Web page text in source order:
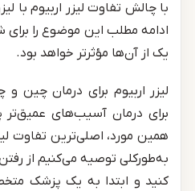
ادامه مطلب این موضوع را
یک از آن‌ها مؤثرتر خواهد بود.
برای درمان آسیب‌های
به‌طورکلی توصیه می‌کنیم از
کنید و ابتدا به یک پزشک